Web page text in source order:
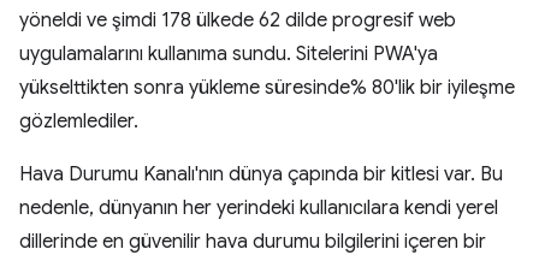
yöneldi ve şimdi 178 ülkede 62 dilde progresif web
uygulamalarını kullanıma sundu. Sitelerini PWA'ya
yükselttikten sonra yükleme süresinde% 80'lik bir iyileşme
gözlemlediler.
Hava Durumu Kanalı'nın dünya çapında bir kitlesi var. Bu
nedenle, dünyanın her yerindeki kullanıcılara kendi yerel
dillerinde en güvenilir hava durumu bilgilerini içeren bir